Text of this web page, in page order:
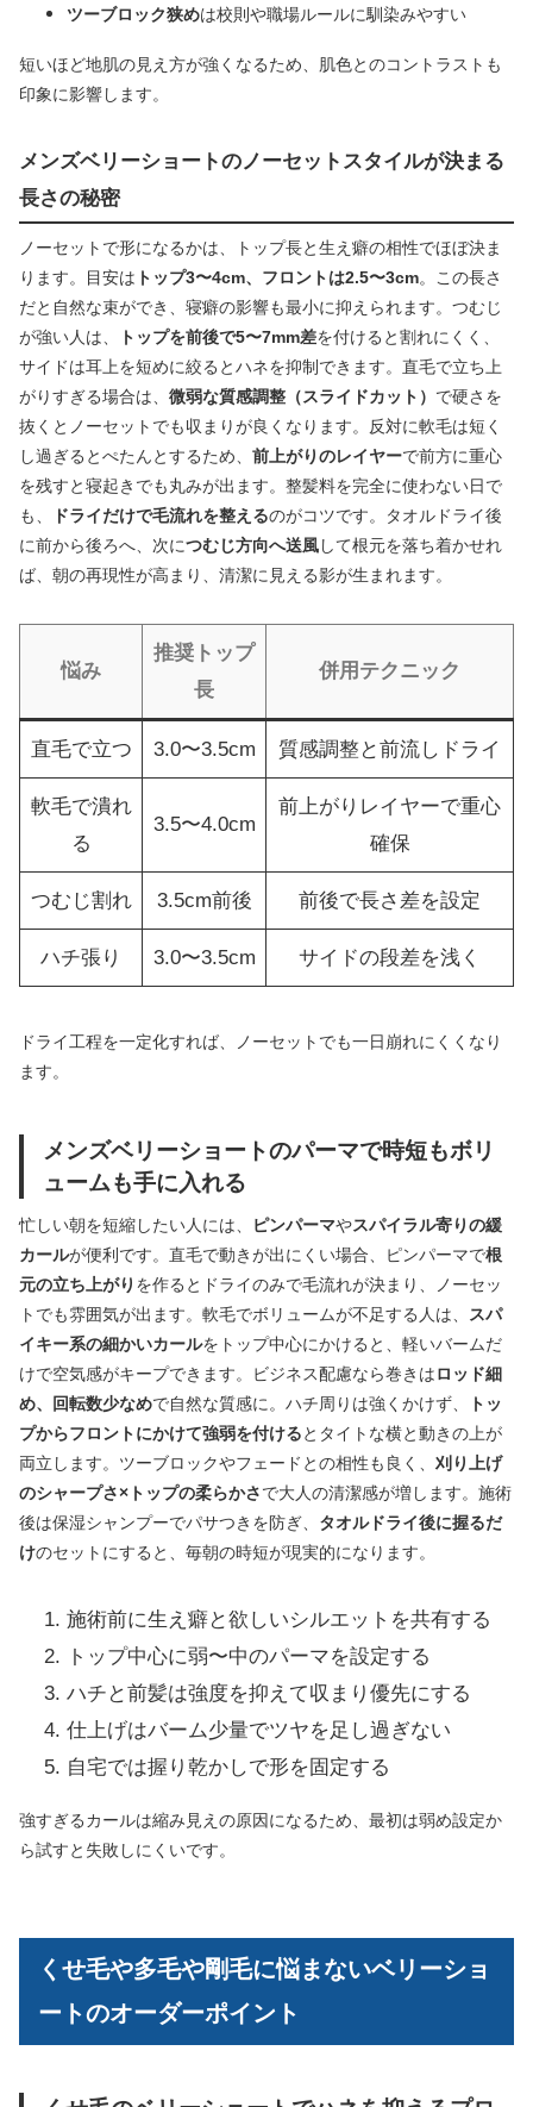
ツーブロック狭めは校則や職場ルールに馴染みやすい
短いほど地肌の見え方が強くなるため、肌色とのコントラストも
印象に影響します。
メンズベリーショートのノーセットスタイルが決まる
長さの秘密
ノーセットで形になるかは、トップ長と生え癖の相性でほぼ決ま
ります。目安は トップ3〜4cm、フロントは2.5〜3cm。この長さ
だと自然な束ができ、寝癖の影響も最小に抑えられます。つむじ
が強い人は、
トップを前後で5〜7mm差を付けると割れにくく、
サイドは耳上を短めに絞るとハネを抑制できます。直毛で立ち上
がりすぎる場合は、 微弱な質感調整（スライドカット） で硬さを
抜くとノーセットでも収まりが良くなります。反対に軟毛は短く
し過ぎるとぺたんとするため、 前上がりのレイヤーで前方に重心
を残すと寝起きでも丸みが出ます。整髪料を完全に使わない日で
も、
ドライだけで毛流れを整えるのがコツです。タオルドライ後
に前から後ろへ、次につむじ方向へ送風して根元を落ち着かせれ
ば、朝の再現性が高まり、清潔に見える影が生まれます。
悩み
推奨トップ
長
併用テクニック
直毛で立つ 3.0〜3.5cm 質感調整と前流しドライ
軟毛で潰れ
る
3.5〜4.0cm
前上がりレイヤーで重心
確保
つむじ割れ 3.5cm前後 前後で長さ差を設定
ハチ張り 3.0〜3.5cm サイドの段差を浅く
ドライ工程を一定化すれば、ノーセットでも一日崩れにくくなり
ます。
メンズベリーショートのパーマで時短もボリ
ュームも手に入れる
忙しい朝を短縮したい人には、 ピンパーマやスパイラル寄りの緩
カールが便利です。直毛で動きが出にくい場合、ピンパーマで根
元の立ち上がり を作るとドライのみで毛流れが決まり、ノーセッ
トでも雰囲気が出ます。軟毛でボリュームが不足する人は、
スパ
イキー系の細かいカールをトップ中心にかけると、軽いバームだ
けで空気感がキープできます。ビジネス配慮なら巻きはロッド細
め、回転数少なめで自然な質感に。ハチ周りは強くかけず、
トッ
プからフロントにかけて強弱を付けるとタイトな横と動きの上が
両立します。ツーブロックやフェードとの相性も良く、 刈り上げ
のシャープさ×トップの柔らかさで大人の清潔感が増します。施術
後は保湿シャンプーでパサつきを防ぎ、 タオルドライ後に握るだ
けのセットにすると、毎朝の時短が現実的になります。
施術前に生え癖と欲しいシルエットを共有する
トップ中心に弱〜中のパーマを設定する
ハチと前髪は強度を抑えて収まり優先にする
仕上げはバーム少量でツヤを足し過ぎない
自宅では握り乾かしで形を固定する
強すぎるカールは縮み見えの原因になるため、最初は弱め設定か
ら試すと失敗しにくいです。
くせ毛や多毛や剛毛に悩まないベリーショ
ートのオーダーポイント